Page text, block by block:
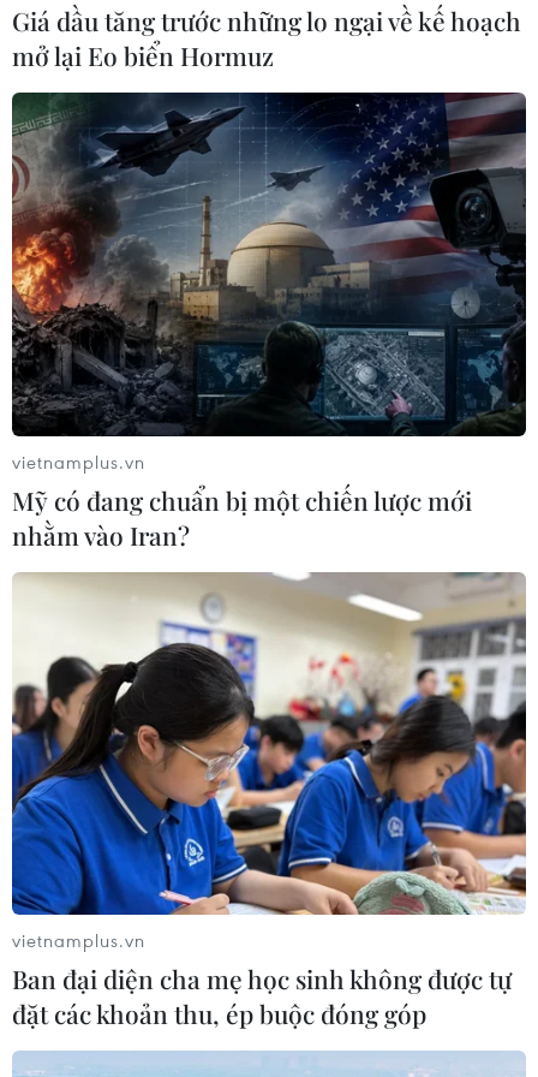
Thống đốc BoE: Các ngân hàng trung
ương khó vượt qua suy thoái mạnh
08/01/2020 10:16
Theo Thống đốc Ngân hàng Trung ương Anh, nếu xảy
ra tình trạng suy thoái sâu hơn và các ngân hàng cần
tung ra gói kích thích nhiều hơn, chính sách tiền tệ sẽ
không có đủ “không gian."
Giá dầu tăng trước những lo ngại về kế hoạch
mở lại Eo biển Hormuz
vietnamplus.vn
Mỹ có đang chuẩn bị một chiến lược mới
nhằm vào Iran?
vietnamplus.vn
Ban đại diện cha mẹ học sinh không được tự
đặt các khoản thu, ép buộc đóng góp